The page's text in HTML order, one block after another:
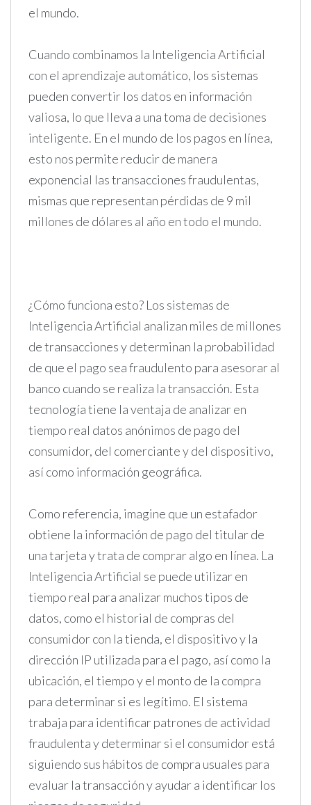
el mundo.
Cuando combinamos la Inteligencia Artificial
con el aprendizaje automático, los sistemas
pueden convertir los datos en información
valiosa, lo que lleva a una toma de decisiones
inteligente. En el mundo de los pagos en línea,
esto nos permite reducir de manera
exponencial las transacciones fraudulentas,
mismas que representan pérdidas de 9 mil
millones de dólares al año en todo el mundo.
¿Cómo funciona esto? Los sistemas de
Inteligencia Artificial analizan miles de millones
de transacciones y determinan la probabilidad
de que el pago sea fraudulento para asesorar al
banco cuando se realiza la transacción. Esta
tecnología tiene la ventaja de analizar en
tiempo real datos anónimos de pago del
consumidor, del comerciante y del dispositivo,
así como información geográfica.
Como referencia, imagine que un estafador
obtiene la información de pago del titular de
una tarjeta y trata de comprar algo en línea. La
Inteligencia Artificial se puede utilizar en
tiempo real para analizar muchos tipos de
datos, como el historial de compras del
consumidor con la tienda, el dispositivo y la
dirección IP utilizada para el pago, así como la
ubicación, el tiempo y el monto de la compra
para determinar si es legítimo. El sistema
trabaja para identificar patrones de actividad
fraudulenta y determinar si el consumidor está
siguiendo sus hábitos de compra usuales para
evaluar la transacción y ayudar a identificar los